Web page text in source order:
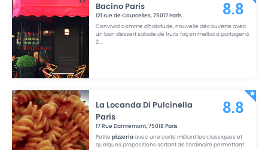
Bacino Paris
121 rue de Courcelles,75017Paris
Convivial comme d'habitude, nouvelle découverte avec
un bon dessert salade de fruits façon melba à partager à
2....
8.8
La Locanda Di Pulcinella
Paris
17 Rue Damrémont,75018 Paris
Petitepizzeriaavec une carte mêlant les classiques et
quelques propositions sortant de l’ordinaire permettant
8.8